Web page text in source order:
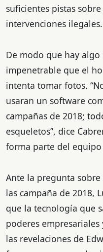
suficientes pistas
intervenciones ilegales.
De modo que hay algo
impenetrable que el
intenta tomar fotos.
usaran un software
campañas de 2018;
esqueletos”, dice
forma parte del equipo
Ante la pregunta sobre
las campaña de 2018,
que la tecnología que
poderes
las revelaciones de